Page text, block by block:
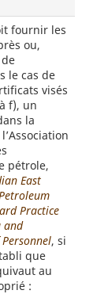
fournir les
ou,
le cas de
visés
f), un
la
pétrole,
East
Practice
and
, si
que
au
: